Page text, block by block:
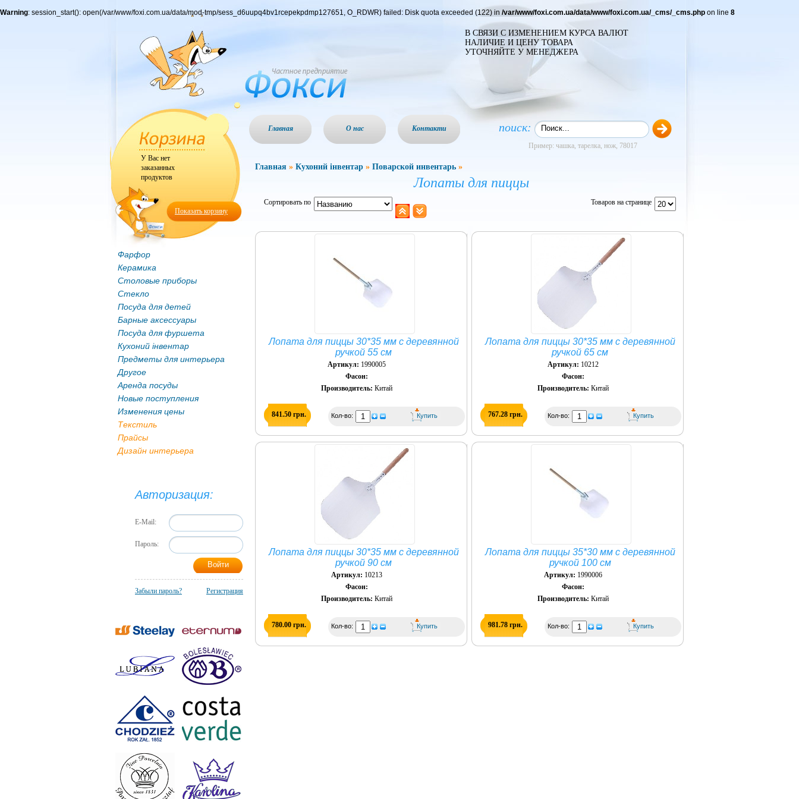
Warning: session_start(): open(/var/www/foxi.com.ua/data/mod-tmp/sess_d6uupq4bv1rcepekpdmp127651, O_RDWR) failed: Disk quota exceeded (122) in /var/www/foxi.com.ua/data/www/foxi.com.ua/_cms/_cms.php on line 8
В СВЯЗИ С ИЗМЕНЕНИЕМ КУРСА ВАЛЮТ
НАЛИЧИЕ И ЦЕНУ ТОВАРА
УТОЧНЯЙТЕ У МЕНЕДЖЕРА
Показать корзину
У Вас нет
заказанных
продуктов
Фарфор
Керамика
Столовые приборы
Стекло
Посуда для детей
Барные аксессуары
Посуда для фуршета
Кухоний інвентар
Предметы для интерьера
Другое
Аренда посуды
Новые поступления
Изменения цены
Текстиль
Прайсы
Дизайн интерьера
Авторизация:
E-Mail:
Пароль:
Забыли пароль? Регистрация
Главная О нас Контакти поиск:
Пример: чашка, тарелка, нож, 78017
Главная » Кухоний інвентар » Поварской инвентарь »
Лопаты для пиццы
Сортировать по Товаров на странице
Лопата для пиццы 30*35 мм с деревянной
ручкой 55 см
Артикул: 1990005
Фасон:
Производитель: Китай
841.50 грн. Кол-во:
Лопата для пиццы 30*35 мм с деревянной
ручкой 65 см
Артикул: 10212
Фасон:
Производитель: Китай
767.28 грн. Кол-во:
Лопата для пиццы 30*35 мм с деревянной
ручкой 90 см
Артикул: 10213
Фасон:
Производитель: Китай
780.00 грн. Кол-во:
Лопата для пиццы 35*30 мм с деревянной
ручкой 100 см
Артикул: 1990006
Фасон:
Производитель: Китай
981.78 грн. Кол-во: